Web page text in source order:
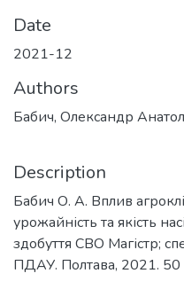
Date
2021-12
Authors
Бабич, Олександр
Description
Бабич О. А. Вплив
урожайність та якість
здобуття СВО Магістр;
ПДАУ. Полтава, 2021. 50